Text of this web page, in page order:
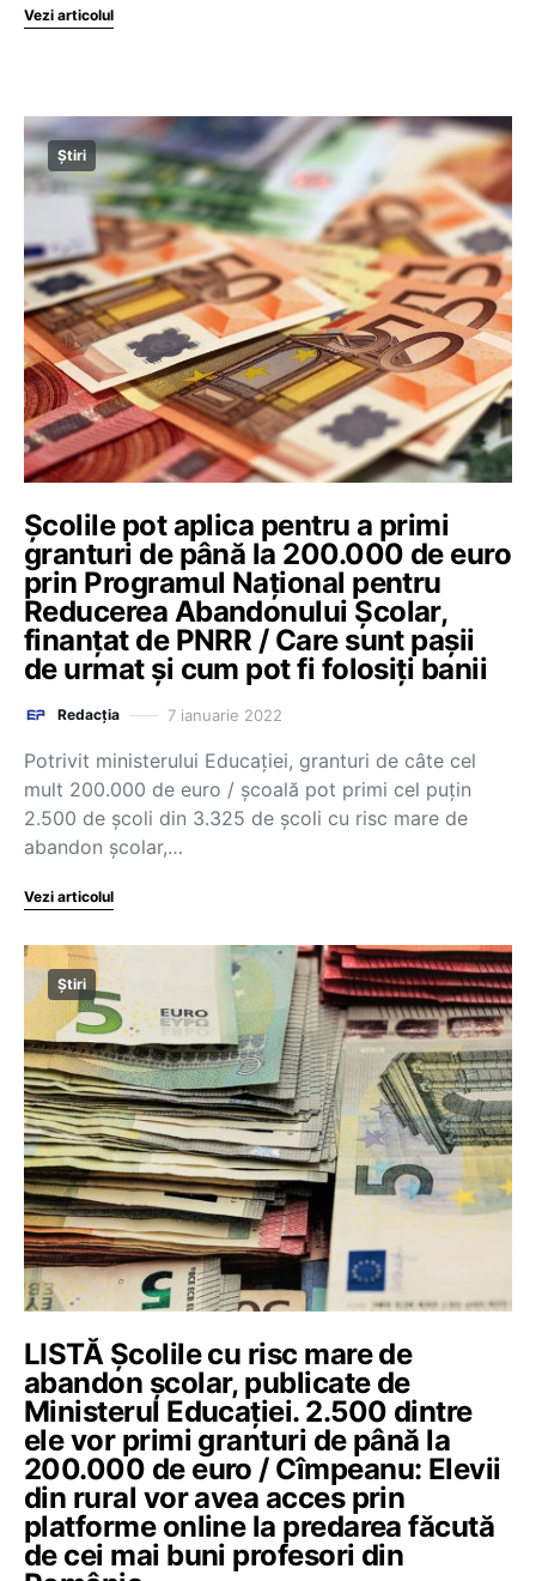
Vezi articolul
Știri
Școlile pot aplica pentru a primi
granturi de până la 200.000 de euro
prin Programul Național pentru
Reducerea Abandonului Școlar,
finanțat de PNRR / Care sunt pașii
de urmat și cum pot fi folosiți banii
Redacția 7 ianuarie 2022
Potrivit ministerului Educației, granturi de câte cel
mult 200.000 de euro / școală pot primi cel puțin
2.500 de școli din 3.325 de școli cu risc mare de
abandon școlar,…
Vezi articolul
Știri
LISTĂ Școlile cu risc mare de
abandon școlar, publicate de
Ministerul Educației. 2.500 dintre
ele vor primi granturi de până la
200.000 de euro / Cîmpeanu: Elevii
din rural vor avea acces prin
platforme online la predarea făcută
de cei mai buni profesori din